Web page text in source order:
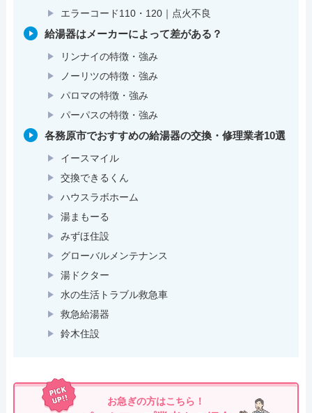
エラーコード110・120｜点火不良
給湯器はメーカーによって差がある？
リンナイの特徴・強み
ノーリツの特徴・強み
パロマの特徴・強み
パーパスの特徴・強み
各務原市でおすすめの給湯器の交換・修理業者10選
イースマイル
交換できるくん
ハウスラボホーム
湯まもーる
みずほ住設
グローバルメンテナンス
湯ドクター
水の生活トラブル救急車
救急給湯器
鈴木住設
お急ぎの方はこちら！